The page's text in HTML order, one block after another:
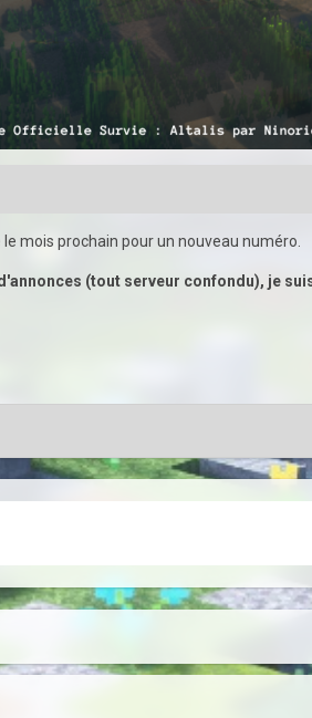
mois prochain pour un nouveau numéro.
(tout serveur confondu), je